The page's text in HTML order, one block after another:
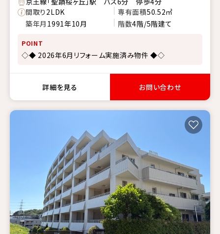
間取り2LDK 専有面積50.52㎡
築年月 1991年10月 階数4階/5階建て
POINT
◇◆ 2026年6月リフォーム実施済み物件 ◆◇
詳細を見る お問い合わせ